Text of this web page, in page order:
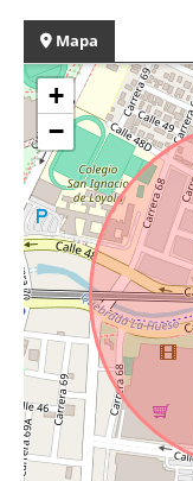
Mapa
+
−